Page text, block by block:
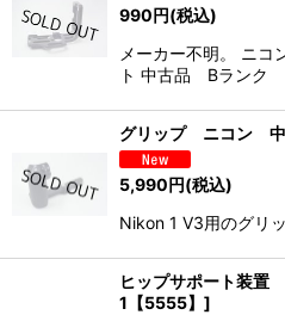
990円(税込)
メーカー不明。 ニコ
ト 中古品 Bランク
グリップ ニコン
5,990 円(税込)
Nikon 1 V3用のグリ
ヒップサポート装
1【5555】 ]